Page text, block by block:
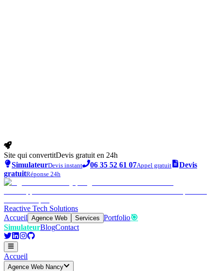
Site qui convertitDevis gratuit en 24h
SimulateurDevis instant 06 35 52 61 07Appel gratuit
Devis
gratuitRéponse 24h
Reactive Tech Solutions
Accueil Agence Web Services Portfolio🎯
SimulateurBlogContact
Accueil
Agence Web Nancy